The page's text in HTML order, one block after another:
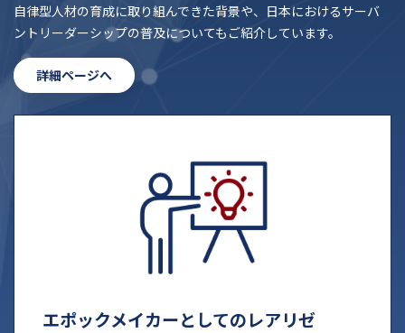
自律型人材の育成に取り組んできた背景や、日本におけるサーバ
ントリーダーシップの普及についてもご紹介しています。
詳細ページへ
エポックメイカーとしてのレアリゼ